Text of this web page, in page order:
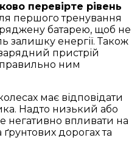
перевірте рівень
першого тренування
батарею, щоб не
залишку енергії. Також
пристрій
правильно ним
має відповідати
Надто низький або
негативно впливати на
дорогах та